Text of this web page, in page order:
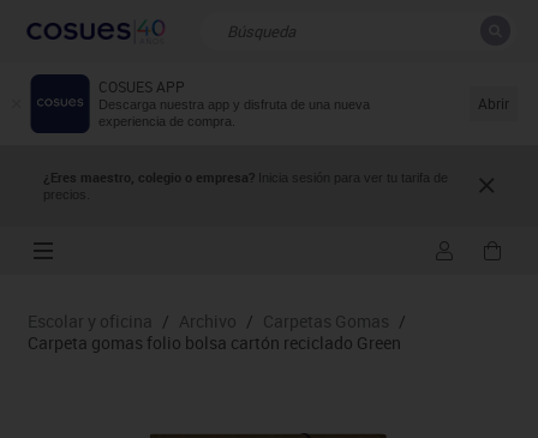
COSUES APP
Descarga nuestra app y disfruta de una nueva
experiencia de compra.
Abrir
¿Eres maestro, colegio o empresa? Inicia sesión para ver tu tarifa de
precios.
Resultados de la búsqueda
Escolar y oficina / Archivo / Carpetas Gomas /
Carpeta gomas folio bolsa cartón reciclado Green